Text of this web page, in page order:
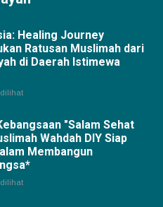
Healing Journey
Ratusan Muslimah dari
di Daerah Istimewa
dilihat
"Salam Sehat
Wahdah DIY Siap
Membangun
dilihat